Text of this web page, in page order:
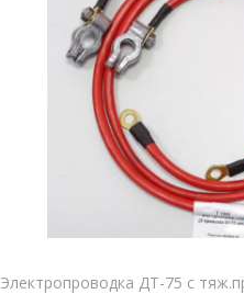
Электропроводка ДТ-75 с